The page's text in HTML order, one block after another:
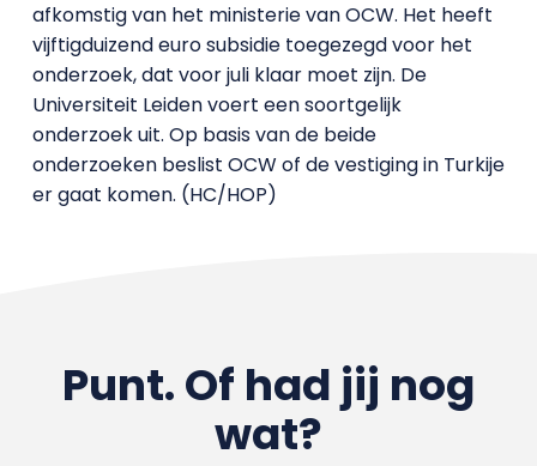
afkomstig van het ministerie van OCW. Het heeft
vijftigduizend euro subsidie toegezegd voor het
onderzoek, dat voor juli klaar moet zijn. De
Universiteit Leiden voert een soortgelijk
onderzoek uit. Op basis van de beide
onderzoeken beslist OCW of de vestiging in Turkije
er gaat komen. (HC/HOP)
Punt. Of had jij nog
wat?